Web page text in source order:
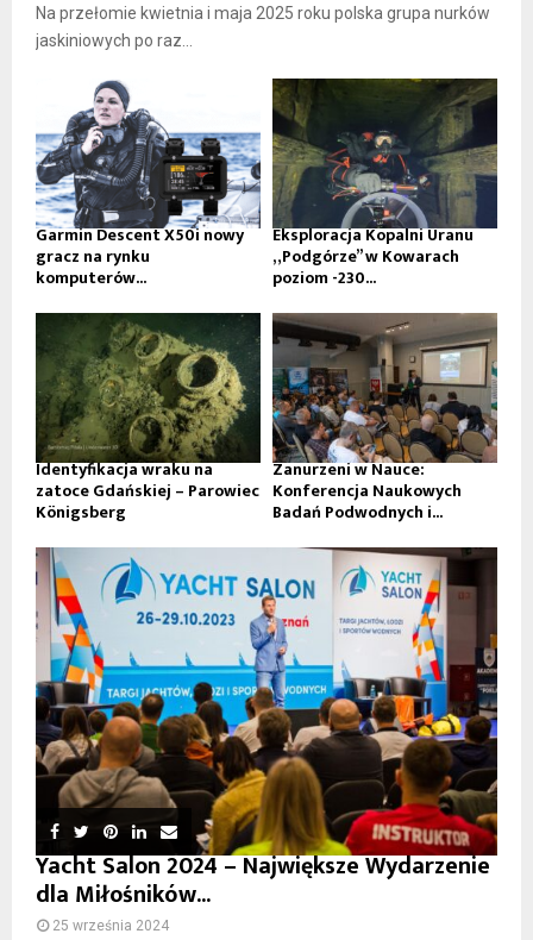
Na przełomie kwietnia i maja 2025 roku polska grupa nurków
jaskiniowych po raz...
Garmin Descent X50i nowy
gracz na rynku
komputerów...
Eksploracja Kopalni Uranu
„Podgórze” w Kowarach
poziom -230...
Identyfikacja wraku na
zatoce Gdańskiej – Parowiec
Königsberg
Zanurzeni w Nauce:
Konferencja Naukowych
Badań Podwodnych i...
Yacht Salon 2024 – Największe Wydarzenie
dla Miłośników...
25 września 2024